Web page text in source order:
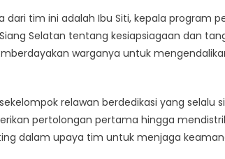
Selatan
dari tim ini adalah Ibu Siti, kepala program
Selatan tentang kesiapsiagaan dan
warganya untuk
relawan berdedikasi yang selalu
pertolongan pertama hingga
dalam upaya tim untuk menjaga